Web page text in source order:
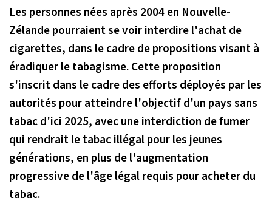
Les personnes nées après 2004 en Nouvelle-
Zélande pourraient se voir interdire l'achat de
cigarettes, dans le cadre de propositions visant à
éradiquer le tabagisme. Cette proposition
s'inscrit dans le cadre des efforts déployés par les
autorités pour atteindre l'objectif d'un pays sans
tabac d'ici 2025, avec une interdiction de fumer
qui rendrait le tabac illégal pour les jeunes
générations, en plus de l'augmentation
progressive de l'âge légal requis pour acheter du
tabac.